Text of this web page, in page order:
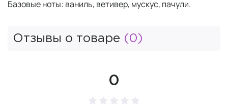
Базовые ноты: ваниль, ветивер, мускус, пачули.
Отзывы о товаре (0)
0